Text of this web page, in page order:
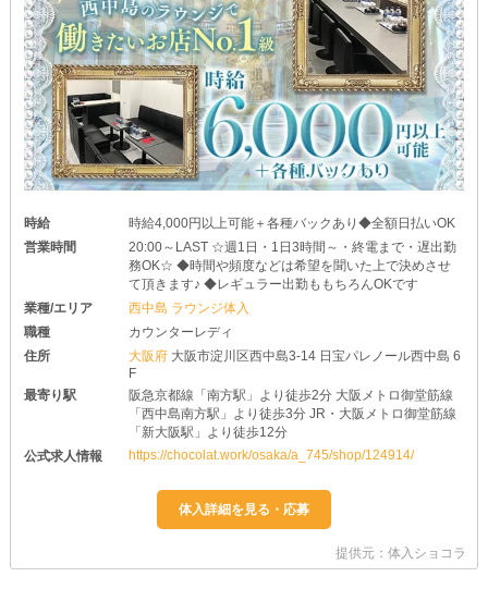
時給
時給4,000円以上可能＋各種バックあり◆全額日払いOK
営業時間
20:00～LAST ☆週1日・1日3時間～・終電まで・遅出勤
務OK☆ ◆時間や頻度などは希望を聞いた上で決めさせ
て頂きます♪ ◆レギュラー出勤ももちろんOKです
業種/エリア
西中島 ラウンジ体入
職種
カウンターレディ
住所
大阪府 大阪市淀川区西中島3-14 日宝パレノール西中島 6
F
最寄り駅
阪急京都線「南方駅」より徒歩2分 大阪メトロ御堂筋線
「西中島南方駅」より徒歩3分 JR・大阪メトロ御堂筋線
「新大阪駅」より徒歩12分
公式求人情報
https://chocolat.work/osaka/a_745/shop/124914/
提供元：体入ショコラ